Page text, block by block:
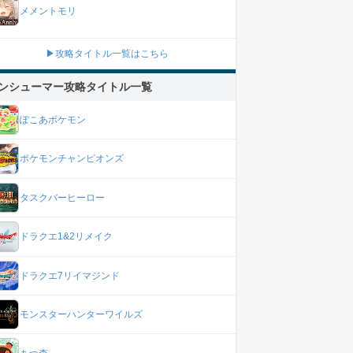
メメントモリ
▶攻略タイトル一覧はこちら
シューマー攻略タイトル一覧
ぽこあポケモン
ポケモンチャンピオンズ
タスクバーヒーロー
ドラクエ1&2リメイク
ドラクエ7リイマジンド
モンスターハンターワイルズ